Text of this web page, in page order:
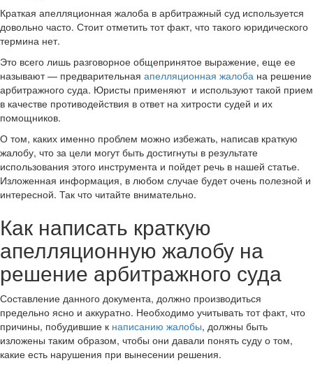
Краткая апелляционная жалоба в арбитражный суд используется
довольно часто. Стоит отметить тот факт, что такого юридического
термина нет.
Это всего лишь разговорное общепринятое выражение, еще ее
называют — предварительная апелляционная жалоба на решение
арбитражного суда. Юристы применяют и используют такой прием
в качестве противодействия в ответ на хитрости судей и их
помощников.
О том, каких именно проблем можно избежать, написав краткую
жалобу, что за цели могут быть достигнуты в результате
использования этого инструмента и пойдет речь в нашей статье.
Изложенная информация, в любом случае будет очень полезной и
интересной. Так что читайте внимательно.
Как написать краткую
апелляционную жалобу на
решение арбитражного суда
Составление данного документа, должно производиться
предельно ясно и аккуратно. Необходимо учитывать тот факт, что
причины, побудившие к написанию жалобы, должны быть
изложены таким образом, чтобы они давали понять суду о том,
какие есть нарушения при вынесении решения.